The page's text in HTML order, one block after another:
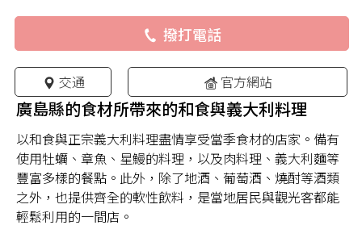
撥打電話
交通 官方網站
廣島縣的食材所帶來的和食與義大利料理
以和食與正宗義大利料理盡情享受當季食材的店家。備有
使用牡蠣、章魚、星鰻的料理，以及肉料理、義大利麵等
豐富多樣的餐點。此外，除了地酒、葡萄酒、燒酎等酒類
之外，也提供齊全的軟性飲料，是當地居民與觀光客都能
輕鬆利用的一間店。